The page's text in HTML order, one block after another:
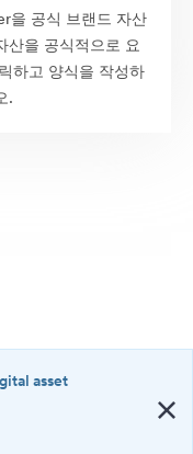
을 공식 브랜드 자산
산을 공식적으로 요
하고 양식을 작성하
.
asset